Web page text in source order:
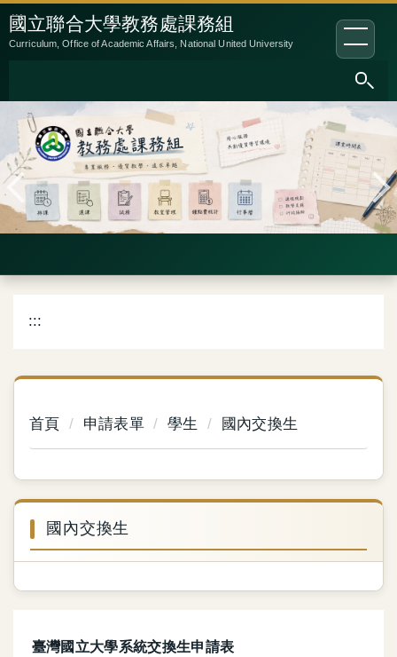
跳
到
內
容
區
:::
國立聯合大學教務處課務組
Curriculum, Office of Academic Affairs, National United University
:::
首頁 申請表單 學生 國內交換生
國內交換生
臺灣國立大學系統交換生申請表